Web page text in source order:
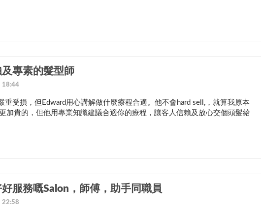
專素的髮型師
重受損，但Edward用心講解做什麼療程合適。他不會hard sell,，就算我原本
加貴的，但他用專業知識建議合適你的療程，讓客人信賴及放心交個頭髮給
服務嘅Salon，師傅，助手同職員